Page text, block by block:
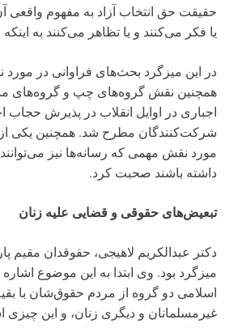
حقیقت حق انتخاب آزاد به مفهوم واقعی آن
یا فکر می‌کنند و یا تظاهر می‌کنند به
در این میزگرد بحث‌های فراوانی در مورد
همچنین نقش گروه‌های چپ و گروه‌های
اجباری در اوایل انقلاب در پذیرش حجاب
شرکت‌کنندگان مطرح شد. همچنین یکی
مورد نقش مهمی که رسانه‌ها نیز
داشته باشند صحبت کرد.
تبعیض‌های حقوقی و قضایی علیه زنان
دکتر عبدالکریم لاهیجی، حقوقدان مقیم
میزگرد بود. وی ابتدا به این موضوع
اسلامی دو گروه از مردم حقوق‌شان با
غیرمسلمانان و دیگری زنان، و این